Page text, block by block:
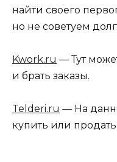
найти своего
но не советуем
Kwork.ru — Тут
и брать заказы.
Telderi.ru — На
купить или продать